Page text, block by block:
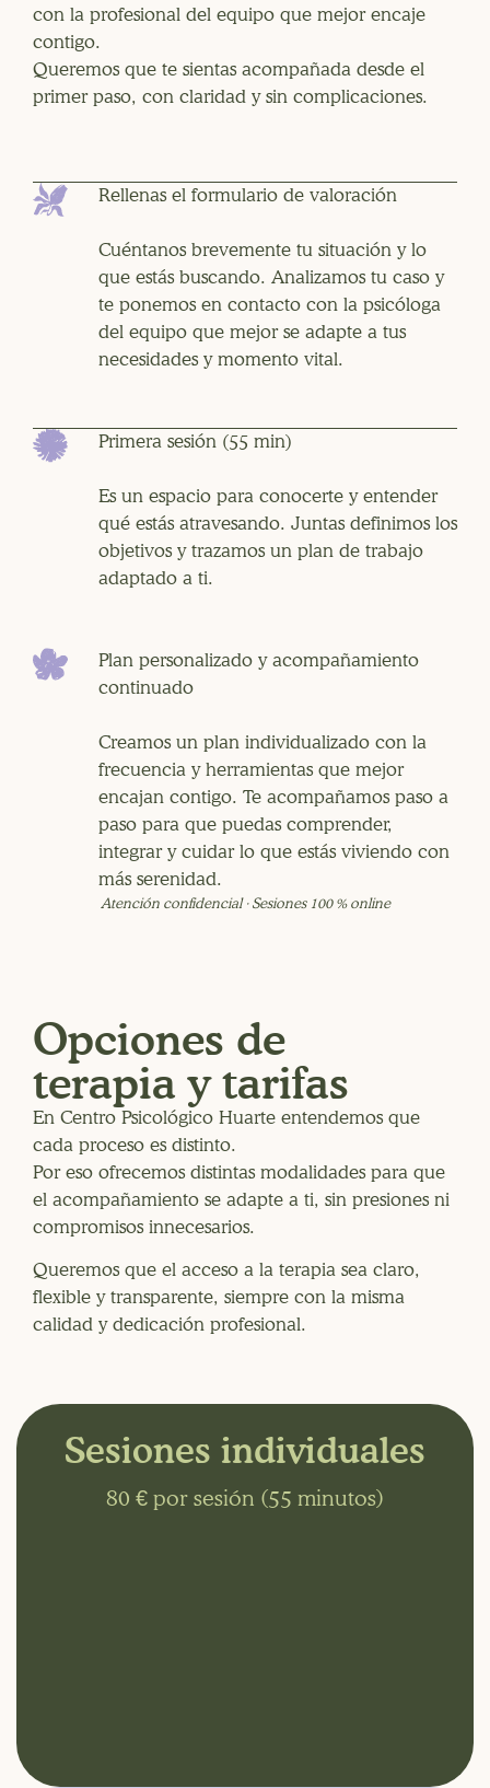
con la profesional del equipo que mejor encaje
contigo.
Queremos que te sientas acompañada desde el
primer paso, con claridad y sin complicaciones.
Rellenas el formulario de valoración
Cuéntanos brevemente tu situación y lo
que estás buscando. Analizamos tu caso y
te ponemos en contacto con la psicóloga
del equipo que mejor se adapte a tus
necesidades y momento vital.
Primera sesión (55 min)
Es un espacio para conocerte y entender
qué estás atravesando. Juntas definimos los
objetivos y trazamos un plan de trabajo
adaptado a ti.
Plan personalizado y acompañamiento
continuado
Creamos un plan individualizado con la
frecuencia y herramientas que mejor
encajan contigo. Te acompañamos paso a
paso para que puedas comprender,
integrar y cuidar lo que estás viviendo con
más serenidad.
Atención confidencial · Sesiones 100 % online
Opciones de
terapia y tarifas
En Centro Psicológico Huarte entendemos que
cada proceso es distinto.
Por eso ofrecemos distintas modalidades para que
el acompañamiento se adapte a ti, sin presiones ni
compromisos innecesarios.
Queremos que el acceso a la terapia sea claro,
flexible y transparente, siempre con la misma
calidad y dedicación profesional.
Sesiones individuales
80 € por sesión (55 minutos)